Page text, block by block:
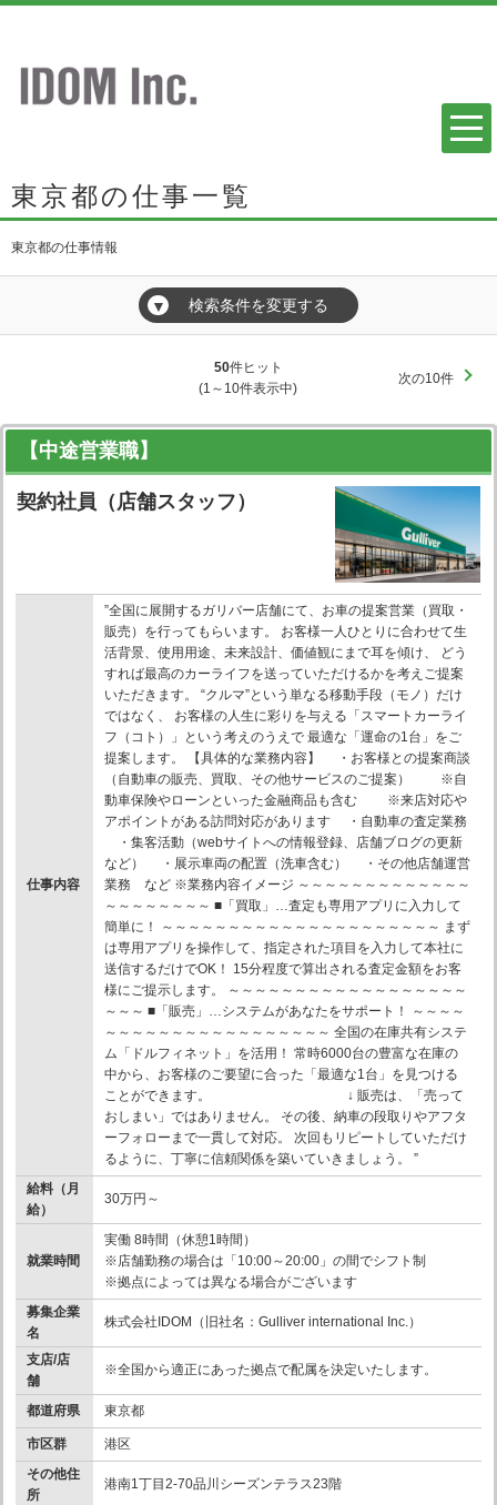
東京都の仕事一覧
東京都の仕事情報
▼ 検索条件を変更する
50件ヒット
(1～10件表示中)
次の10件
【中途営業職】
契約社員（店舗スタッフ）
仕事内容
”全国に展開するガリバー店舗にて、お車の提案営業（買取・
販売）を行ってもらいます。 お客様一人ひとりに合わせて生
活背景、使用用途、未来設計、価値観にまで耳を傾け、 どう
すれば最高のカーライフを送っていただけるかを考えご提案
いただきます。 “クルマ”という単なる移動手段（モノ）だけ
ではなく、 お客様の人生に彩りを与える「スマートカーライ
フ（コト）」という考えのうえで 最適な「運命の1台」をご
提案します。 【具体的な業務内容】 ・お客様との提案商談
（自動車の販売、買取、その他サービスのご提案） ※自
動車保険やローンといった金融商品も含む ※来店対応や
アポイントがある訪問対応があります ・自動車の査定業務
・集客活動（webサイトへの情報登録、店舗ブログの更新
など） ・展示車両の配置（洗車含む） ・その他店舗運営
業務 など ※業務内容イメージ ～～～～～～～～～～～～～
～～～～～～～～ ■「買取」…査定も専用アプリに入力して
簡単に！ ～～～～～～～～～～～～～～～～～～～～～ まず
は専用アプリを操作して、指定された項目を入力して本社に
送信するだけでOK！ 15分程度で算出される査定金額をお客
様にご提示します。 ～～～～～～～～～～～～～～～～～～
～～～ ■「販売」…システムがあなたをサポート！ ～～～～
～～～～～～～～～～～～～～～～～ 全国の在庫共有システ
ム「ドルフィネット」を活用！ 常時6000台の豊富な在庫の
中から、お客様のご要望に合った「最適な1台」を見つける
ことができます。 ↓ 販売は、「売って
おしまい」ではありません。 その後、納車の段取りやアフタ
ーフォローまで一貫して対応。 次回もリピートしていただけ
るように、丁寧に信頼関係を築いていきましょう。 ”
給料（月
給）
30万円～
就業時間
実働 8時間（休憩1時間）
※店舗勤務の場合は「10:00～20:00」の間でシフト制
※拠点によっては異なる場合がございます
募集企業
名
株式会社IDOM（旧社名：Gulliver international Inc.）
支店/店
舗
※全国から適正にあった拠点で配属を決定いたします。
都道府県 東京都
市区群
港区
その他住
所
港南1丁目2-70品川シーズンテラス23階